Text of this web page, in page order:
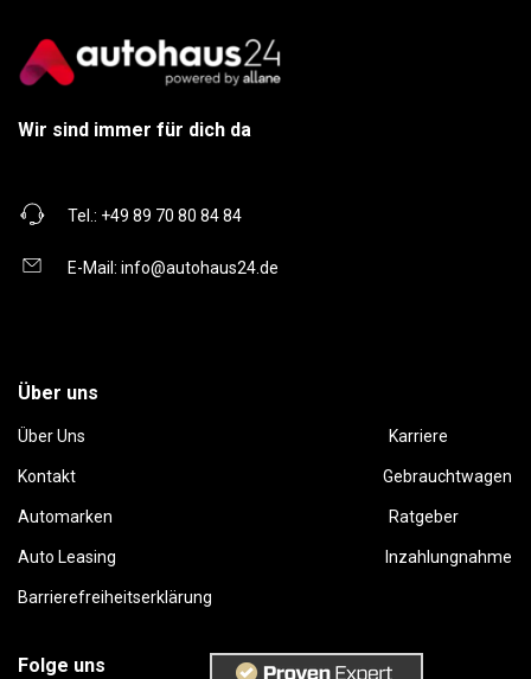
Wir sind immer für dich da
Tel.: +49 89 70 80 84 84
E-Mail: info@autohaus24.de
Über uns
Über Uns Karriere
Kontakt Gebrauchtwagen
Automarken Ratgeber
Auto Leasing Inzahlungnahme
Barrierefreiheitserklärung
Folge uns